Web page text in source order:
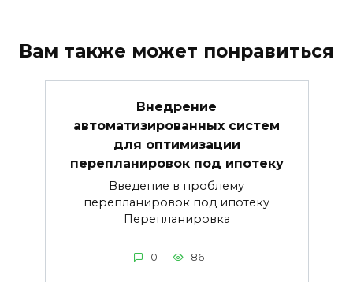
Вам также может понравиться
Внедрение
автоматизированных систем
для оптимизации
перепланировок под ипотеку
Введение в проблему
перепланировок под ипотеку
Перепланировка
0 86